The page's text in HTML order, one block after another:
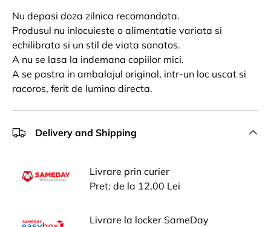
Nu depasi doza zilnica recomandata.
Produsul nu inlocuieste o alimentatie variata si
echilibrata si un stil de viata sanatos.
A nu se lasa la indemana copiilor mici.
A se pastra in ambalajul original, intr-un loc uscat si
racoros, ferit de lumina directa.
Delivery and Shipping
Livrare prin curier
Pret: de la 12,00 Lei
Livrare la locker SameDay